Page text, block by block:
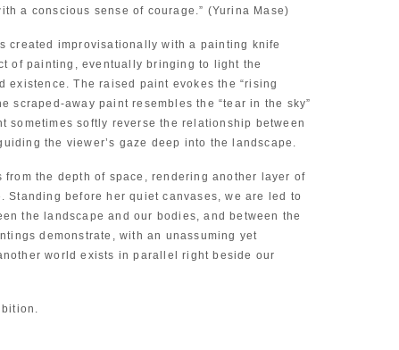
a conscious sense of courage.” (Yurina Mase)
created improvisationally with a painting knife
of painting, eventually bringing to light the
existence. The raised paint evokes the “rising
scraped-away paint resembles the “tear in the sky”
sometimes softly reverse the relationship between
the viewer’s gaze deep into the landscape.
from the depth of space, rendering another layer of
Standing before her quiet canvases, we are led to
the landscape and our bodies, and between the
demonstrate, with an unassuming yet
world exists in parallel right beside our